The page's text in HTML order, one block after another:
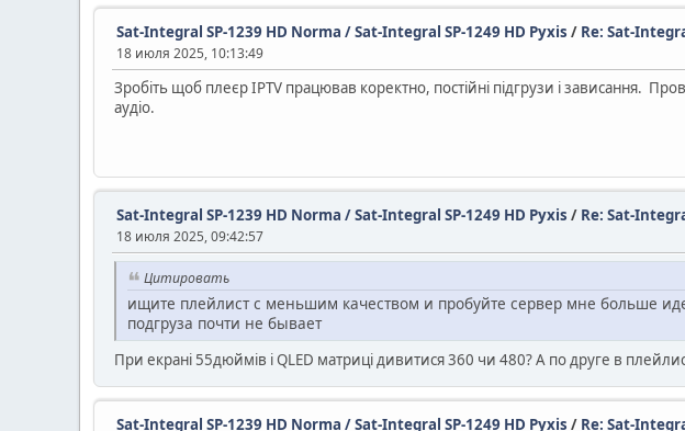
Sat-Integral SP-1239 HD Norma / Sat-Integral SP-1249 HD Pyxis / Re: Sat-
18 июля 2025, 10:13:49
Зробіть щоб плеєр IPTV працював коректно, постійні підгрузи і зависання.
аудіо.
Sat-Integral SP-1239 HD Norma / Sat-Integral SP-1249 HD Pyxis / Re: Sat-
18 июля 2025, 09:42:57
Цитировать
ищите плейлист с меньшим качеством и пробуйте сервер мне больше
подгруза почти не бывает
При екрані 55дюймів і QLED матриці дивитися 360 чи 480? А по друге в
Sat-Integral SP-1239 HD Norma / Sat-Integral SP-1249 HD Pyxis / Re: Sat-